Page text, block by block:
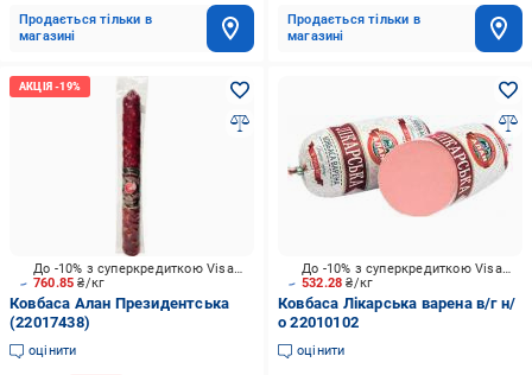
Продається тільки в
магазині
Продається тільки в
магазині
760.85₴/кг
До -10% з суперкредиткою Visa Вигода
Ковбаса Алан Президентська
(22017438)
оцінити
532.28₴/кг
До -10% з суперкредиткою Visa Вигода
Ковбаса Лікарська варена в/г н/
о 22010102
оцінити